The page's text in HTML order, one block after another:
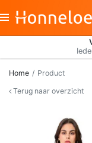
Home
Product
Terug naar overzicht